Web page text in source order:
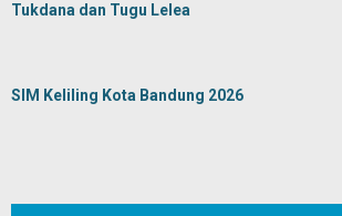
Tukdana dan Tugu Lelea
SIM Keliling Kota Bandung 2026